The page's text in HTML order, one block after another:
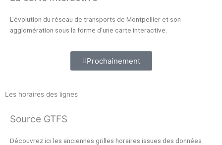
L’évolution du réseau de transports de Montpellier et son
agglomération sous la forme d’une carte interactive.
Prochainement
Les horaires des lignes
Source GTFS
Découvrez ici les anciennes grilles horaires issues des données